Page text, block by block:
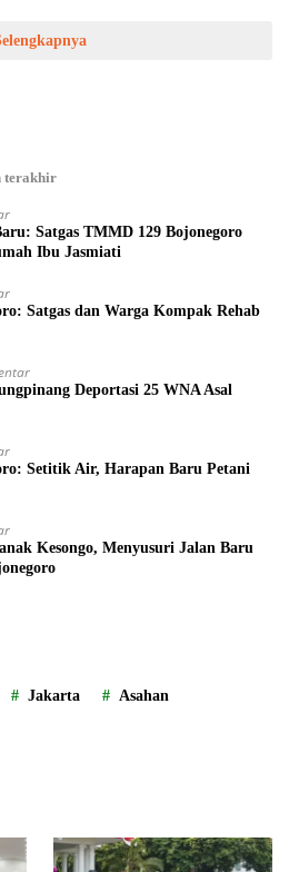
terakhir
Satgas TMMD 129 Bojonegoro
Ibu Jasmiati
Satgas dan Warga Kompak Rehab
Deportasi 25 WNA Asal
Setitik Air, Harapan Baru Petani
Kesongo, Menyusuri Jalan Baru
Jakarta Asahan